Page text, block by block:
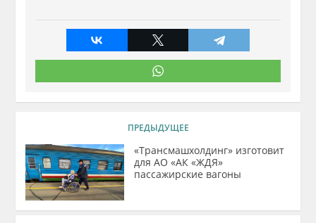
ПРЕДЫДУЩЕЕ
«Трансмашхолдинг» изготовит
для АО «АК «ЖДЯ»
пассажирские вагоны